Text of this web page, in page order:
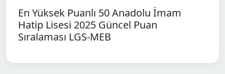
En Yüksek Puanlı 50 Anadolu İmam
Hatip Lisesi 2025 Güncel Puan
Sıralaması LGS-MEB